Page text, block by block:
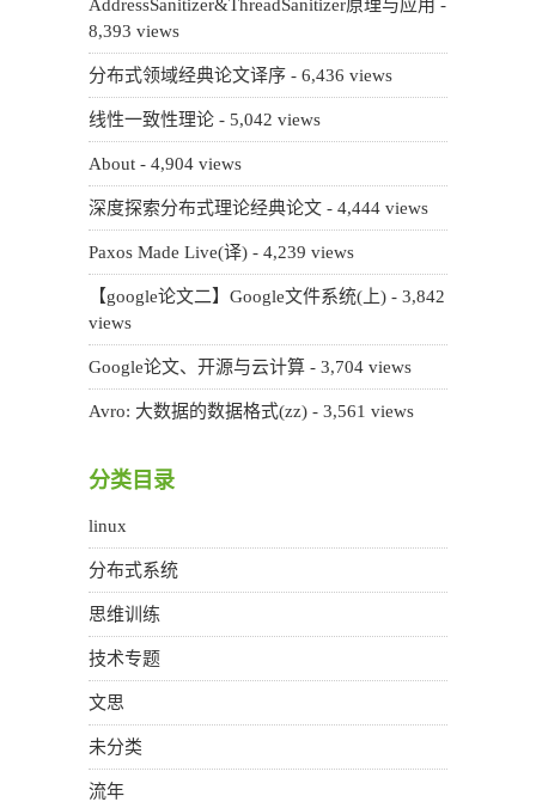
AddressSanitizer&ThreadSanitizer原理与应用 -
8,393 views
分布式领域经典论文译序 - 6,436 views
线性一致性理论 - 5,042 views
About - 4,904 views
深度探索分布式理论经典论文 - 4,444 views
Paxos Made Live(译) - 4,239 views
【google论文二】Google文件系统(上) - 3,842
views
Google论文、开源与云计算 - 3,704 views
Avro: 大数据的数据格式(zz) - 3,561 views
分类目录
linux
分布式系统
思维训练
技术专题
文思
未分类
流年